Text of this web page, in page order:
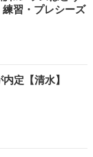
習・プレシーズ
定【清水】